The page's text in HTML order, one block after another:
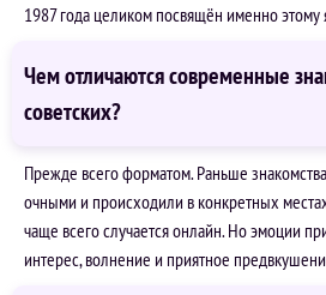
1987 года целиком посвящён именно этому
Чем отличаются современные
советских?
Прежде всего форматом. Раньше
очными и происходили в конкретных
чаще всего случается онлайн. Но эмоции
интерес, волнение и приятное